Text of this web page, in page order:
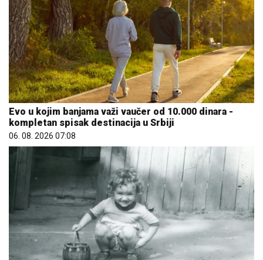
Evo u kojim banjama važi vaučer od 10.000 dinara -
kompletan spisak destinacija u Srbiji
06. 08. 2026 07:08